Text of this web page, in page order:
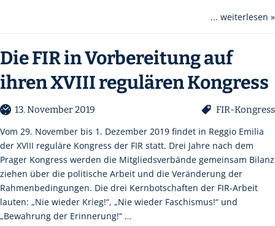
... weiterlesen »
Die FIR in Vorbereitung auf
ihren XVIII regulären Kongress
13. November 2019 FIR-Kongress
Vom 29. November bis 1. Dezember 2019 findet in Reggio Emilia
der XVIII reguläre Kongress der FIR statt. Drei Jahre nach dem
Prager Kongress werden die Mitgliedsverbände gemeinsam Bilanz
ziehen über die politische Arbeit und die Veränderung der
Rahmenbedingungen. Die drei Kernbotschaften der FIR-Arbeit
lauten: „Nie wieder Krieg!“, „Nie wieder Faschismus!“ und
„Bewahrung der Erinnerung!“ …